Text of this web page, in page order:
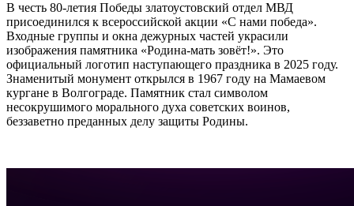
В честь 80-летия Победы златоустовский отдел МВД
присоединился к всероссийской акции «С нами победа».
Входные группы и окна дежурных частей украсили
изображения памятника «Родина-мать зовёт!». Это
официальный логотип наступающего праздника в 2025 году.
Знаменитый монумент открылся в 1967 году на Мамаевом
кургане в Волгограде. Памятник стал символом
несокрушимого морального духа советских воинов,
беззаветно преданных делу защиты Родины.